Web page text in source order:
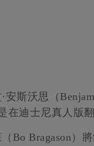
安斯沃思（
在迪士尼真人版
Bo Bragason）